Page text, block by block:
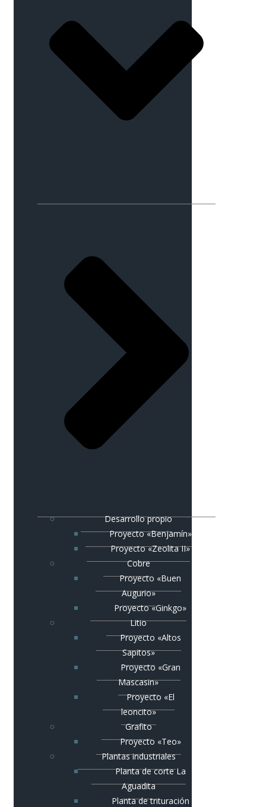
Desarrollo propio
Proyecto «Benjamín»
Proyecto «Zeolita II»
Cobre
Proyecto «Buen
Augurio»
Proyecto «Ginkgo»
Litio
Proyecto «Altos
Sapitos»
Proyecto «Gran
Mascasin»
Proyecto «El
leoncito»
Grafito
Proyecto «Teo»
Plantas industriales
Planta de corte La
Aguadita
Planta de trituración